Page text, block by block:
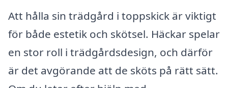
Att hålla sin trädgård i toppskick är viktigt
för både estetik och skötsel. Häckar spelar
en stor roll i trädgårdsdesign, och därför
är det avgörande att de sköts på rätt sätt.